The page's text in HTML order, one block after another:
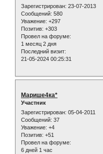
Зарегистрирован: 23-07-2013
Сообщений: 580
Уважение: +297
Позитив: +303
Провел на форуме:
1 месяц 2 дня
Последний визит:
21-05-2024 00:25:31
Марише4ка*
Участник
Зарегистрирован: 05-04-2011
Сообщений: 37
Уважение: +4
Позитив: +51
Провел на форуме:
6 дней 1 час